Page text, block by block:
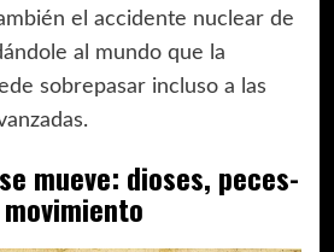
el accidente nuclear de
al mundo que la
sobrepasar incluso a las
mueve: dioses, peces-